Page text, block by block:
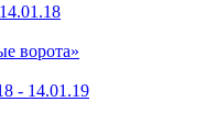
ворота»
- 14.01.19